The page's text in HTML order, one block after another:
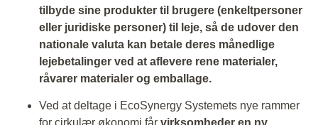
tilbyde sine produkter til brugere (enkeltpersoner
eller juridiske personer) til leje, så de udover den
nationale valuta kan betale deres månedlige
lejebetalinger ved at aflevere rene materialer,
råvarer materialer og emballage.
Ved at deltage i EcoSynergy Systemets nye rammer
for cirkulær økonomi får virksomheder en ny